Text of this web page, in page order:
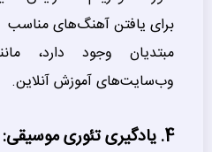
برای یافتن آهنگ‌های مناسب
مبتدیان وجود دارد،
وب‌سایت‌های آموزش آنلاین.
4. یادگیری تئوری موسیقی: